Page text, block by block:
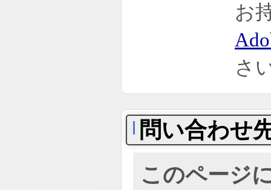
お
さ
問い合わせ
このページ